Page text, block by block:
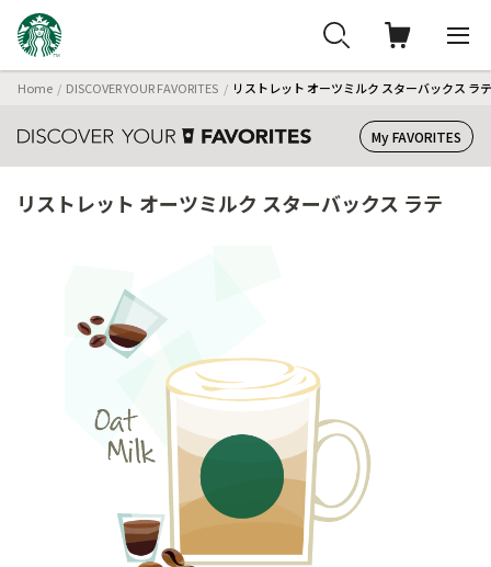
Home DISCOVER YOUR FAVORITES リストレット オーツミルク スターバックス ラテ
My FAVORITES
リストレット オーツミルク スターバックス ラテ